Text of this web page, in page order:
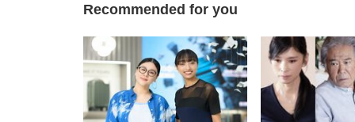
Recommended for you